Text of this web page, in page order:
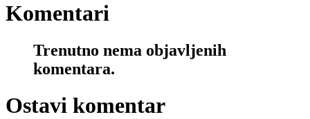
Komentari
Trenutno nema objavljenih
komentara.
Ostavi komentar